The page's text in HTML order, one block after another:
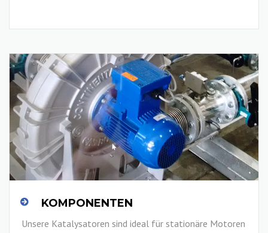
KOMPONENTEN
Unsere Katalysatoren sind ideal für stationäre Motoren